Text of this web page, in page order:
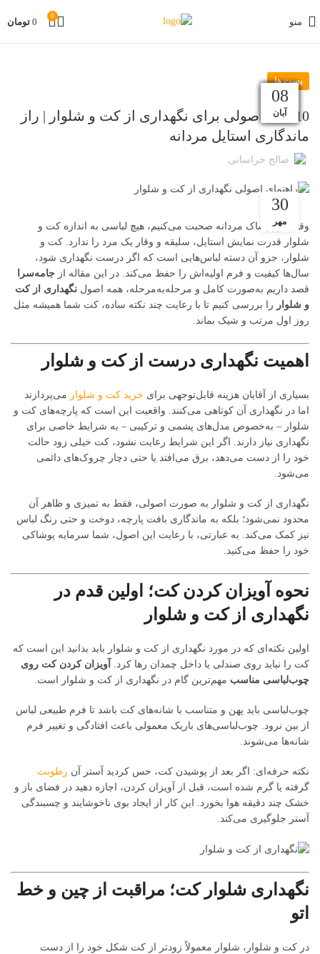
منو
0
0 تومان
پست ها
10 نکته اصولی برای نگهداری از کت و شلوار | راز
ماندگاری استایل مردانه
صالح خراسانی
30
مهر
وقتی از پوشاک مردانه صحبت می‌کنیم، هیچ لباسی به اندازه کت و
شلوار قدرت نمایش استایل، سلیقه و وقار یک مرد را ندارد. کت و
شلوار، جزو آن دسته لباس‌هایی است که اگر درست نگهداری شود،
سال‌ها کیفیت و فرم اولیه‌اش را حفظ می‌کند. در این مقاله از جامه‌سرا
قصد داریم به‌صورت کامل و مرحله‌به‌مرحله، همه اصول نگهداری از کت
و شلوار را بررسی کنیم تا با رعایت چند نکته ساده، کت شما همیشه مثل
روز اول مرتب و شیک بماند.
اهمیت نگهداری درست از کت و شلوار
بسیاری از آقایان هزینه قابل‌توجهی برای خرید کت و شلوار می‌پردازند
اما در نگهداری آن کوتاهی می‌کنند. واقعیت این است که پارچه‌های کت و
شلوار – به‌خصوص مدل‌های پشمی و ترکیبی – به شرایط خاصی برای
نگهداری نیاز دارند. اگر این شرایط رعایت نشود، کت خیلی زود حالت
خود را از دست می‌دهد، برق می‌افتد یا حتی دچار چروک‌های دائمی
می‌شود.
نگهداری از کت و شلوار به صورت اصولی، فقط به تمیزی و ظاهر آن
محدود نمی‌شود؛ بلکه به ماندگاری بافت پارچه، دوخت و حتی رنگ لباس
نیز کمک می‌کند. به عبارتی، با رعایت این اصول، شما سرمایه پوشاکی
خود را حفظ می‌کنید.
نحوه آویزان کردن کت؛ اولین قدم در
نگهداری از کت و شلوار
اولین نکته‌ای که در مورد نگهداری از کت و شلوار باید بدانید این است که
کت را نباید روی صندلی یا داخل چمدان رها کرد.
آویزان کردن کت روی
چوب‌لباسی مناسب مهم‌ترین گام در نگهداری از کت و شلوار است.
چوب‌لباسی باید پهن و متناسب با شانه‌های کت باشد تا فرم طبیعی لباس
از بین نرود. چوب‌لباسی‌های باریک معمولی باعث افتادگی و تغییر فرم
شانه‌ها می‌شوند.
نکته حرفه‌ای: اگر بعد از پوشیدن کت، حس کردید آستر آن رطوبت
گرفته یا گرم شده است، قبل از آویزان کردن، اجازه دهید در فضای باز و
خشک چند دقیقه هوا بخورد. این کار از ایجاد بوی ناخوشایند و چسبندگی
آستر جلوگیری می‌کند.
نگهداری شلوار کت؛ مراقبت از چین و خط
اتو
در کت و شلوار، شلوار معمولاً زودتر از کت شکل خود را از دست
02
بهمن
19
دی
12
دی
05
دی
27
آذر
20
آذر
13
آذر
07
آذر
29
آبان
22
آبان
15
آبان
08
آبان